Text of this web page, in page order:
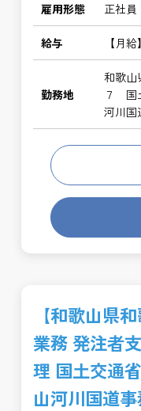
雇用形態 正社員
給与 【月
勤務地
和歌山
７ 国
河川
【和歌山県
業務 発注者
理 国土交通
山河川国道